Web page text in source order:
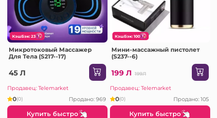
КэшБэк: 23
Микротоковый Массажер
Для Тела (S217--17)
45 Л
Продавец: Telemarket
0(0) Продано: 969
Купить быстро
КэшБэк: 100
Мини-массажный пистолет
(S237--6)
199 Л 199Л
Продавец: Telemarket
0(0) Продано: 105
Купить быстро